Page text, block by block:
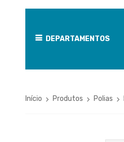
DEPARTAMENTOS
Início Produtos Polias